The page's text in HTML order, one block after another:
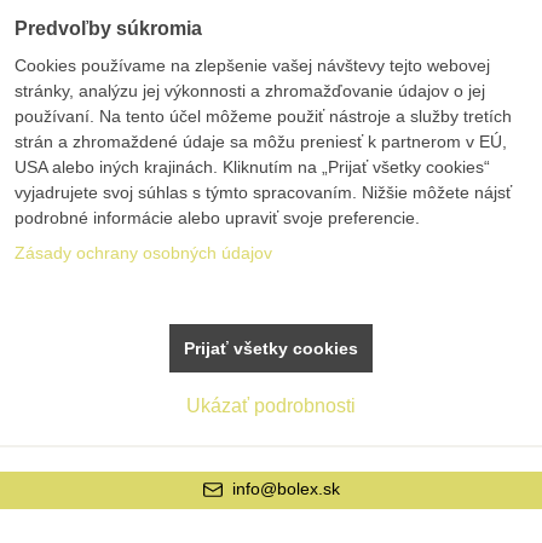
info@bolex.sk
Predvoľby súkromia
Cookies používame na zlepšenie vašej návštevy tejto webovej
stránky, analýzu jej výkonnosti a zhromažďovanie údajov o jej
používaní. Na tento účel môžeme použiť nástroje a služby tretích
strán a zhromaždené údaje sa môžu preniesť k partnerom v EÚ,
USA alebo iných krajinách. Kliknutím na „Prijať všetky cookies“
vyjadrujete svoj súhlas s týmto spracovaním. Nižšie môžete nájsť
podrobné informácie alebo upraviť svoje preferencie.
Zásady ochrany osobných údajov
Ukázať podrobnosti
Prijať všetky cookies